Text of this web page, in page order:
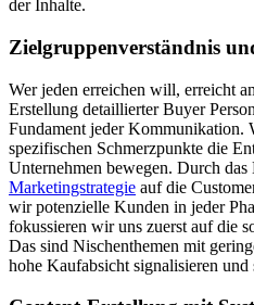
der Inhalte.
Zielgruppenverständnis
Wer jeden erreichen will, erreicht
Erstellung detaillierter Buyer
Fundament jeder Kommunikation.
spezifischen Schmerzpunkte die
Unternehmen bewegen. Durch
Marketingstrategie auf die
wir potenzielle Kunden in jeder
fokussieren wir uns zuerst auf die
Das sind Nischenthemen mit
hohe Kaufabsicht signalisieren